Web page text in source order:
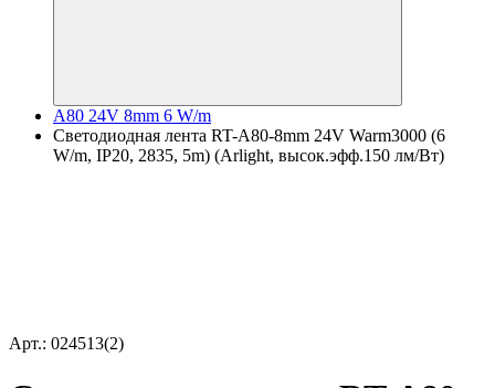
A80 24V 8mm 6 W/m
Светодиодная лента RT-A80-8mm 24V Warm3000 (6
W/m, IP20, 2835, 5m) (Arlight, высок.эфф.150 лм/Вт)
Арт.: 024513(2)